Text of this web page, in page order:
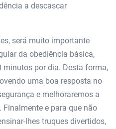
a descascar
será muito importante
da obediência básica,
por dia. Desta forma,
uma boa resposta no
e melhoraremos a
e para que não
lhes truques divertidos,